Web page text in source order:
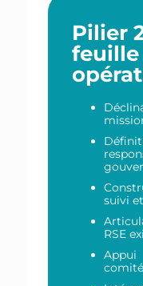
Pilier
suivi
RSE